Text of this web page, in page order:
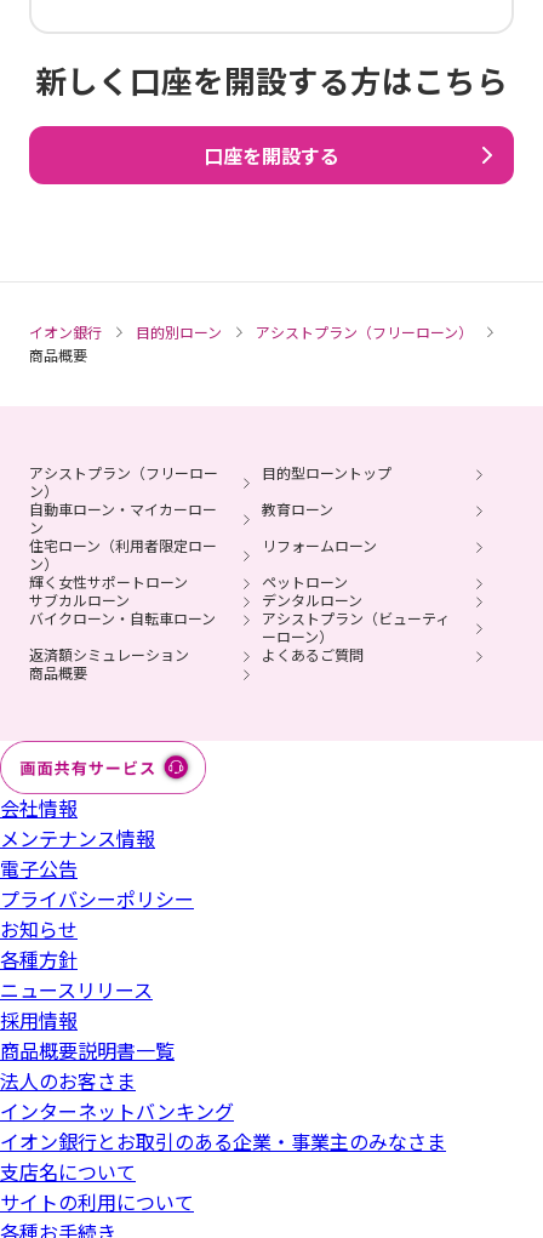
新しく口座を開設する方はこちら
口座を開設する
イオン銀行 目的別ローン
アシストプラン（フリーローン）
商品概要
アシストプラン（フリーロー
ン）
目的型ローントップ
自動車ローン・マイカーロー
ン
教育ローン
住宅ローン（利用者限定ロー
ン）
リフォームローン
輝く女性サポートローン
ペットローン
サブカルローン
デンタルローン
バイクローン・自転車ローン
アシストプラン（ビューティ
ーローン）
返済額シミュレーション
よくあるご質問
商品概要
会社情報
メンテナンス情報
電子公告
プライバシーポリシー
お知らせ
各種方針
ニュースリリース
採用情報
商品概要説明書一覧
法人のお客さま
インターネットバンキング
イオン銀行とお取引のある企業・事業主のみなさま
支店名について
サイトの利用について
各種お手続き